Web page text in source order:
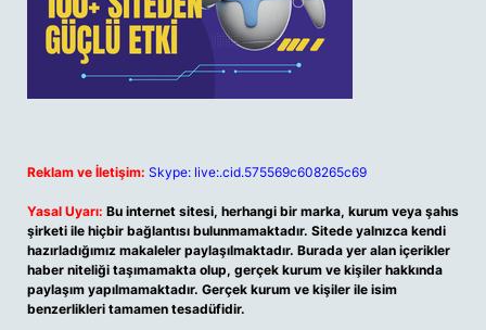
Reklam ve İletişim: Skype: live:.cid.575569c608265c69
Yasal Uyarı: Bu internet sitesi, herhangi bir marka, kurum veya şahıs
şirketi ile hiçbir bağlantısı bulunmamaktadır. Sitede yalnızca kendi
hazırladığımız makaleler paylaşılmaktadır. Burada yer alan içerikler
haber niteliği taşımamakta olup, gerçek kurum ve kişiler hakkında
paylaşım yapılmamaktadır. Gerçek kurum ve kişiler ile isim
benzerlikleri tamamen tesadüfidir.